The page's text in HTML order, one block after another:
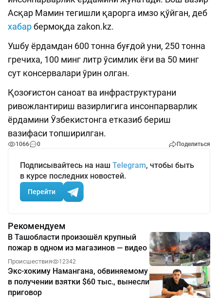
Асқар Мамин тегишли қарорга имзо қўйган, деб
хабарбермоқда zakon.kz.
Ушбу ёрдамдан 600 тонна буғдой уни, 250 тонна
гречиха, 100 минг литр ўсимлик ёғи ва 50 минг
сут консервалари ўрин олган.
Қозоғистон саноат ва инфраструктурани
ривожлантириш вазирлигига инсонпарварлик
ёрдамини Ўзбекистонга етказиб бериш
вазифаси топширилган.
1066 0 Поделиться
Подписывайтесь на наш Telegram, чтобы быть
в курсе последних новостей.
Перейти
Рекомендуем
В Ташобласти произошёл крупный
пожар в одном из магазинов — видео
Происшествия 12342
Экс-хокиму Намангана, обвиняемому
в получении взятки $60 тыс., вынесли
приговор